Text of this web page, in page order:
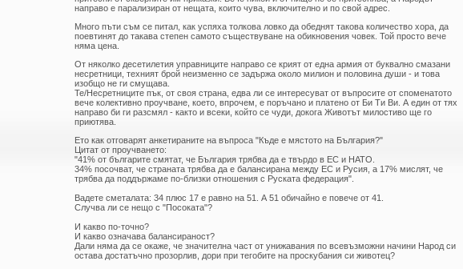
направо е парализиран от нещата, които чува, включително и по свой адрес.
Много пъти съм се питал, как успяха толкова ловко да обеднят такова количество хора, да
поевтинят до такава степен самото съществуване на обикновения човек. Той просто вече
няма цена.
От няколко десетилетия управниците направо се крият от една армия от буквално смазани
несретници, техният брой неизменно се задържа около милион и половина души - и това
изобщо не ги смущава.
Те/Несретниците пък, от своя страна, едва ли се интересуват от въпросите от споменатото
вече колективно проучване, което, впрочем, е поръчано и платено от Би Ти Ви. А един от тях
направо би ги разсмял - както и всеки, който се чуди, докога Животът милостиво ще го
приютява.
Ето как отговарят анкетираните на въпроса "Къде е мястото на България?"
Цитат от проучването:
"41% от българите смятат, че България трябва да е твърдо в ЕС и НАТО.
34% посочват, че страната трябва да е балансирана между ЕС и Русия, а 17% мислят, че
трябва да поддържаме по-близки отношения с Руската федерация".
Вадете сметалата: 34 плюс 17 е равно на 51. А 51 обичайно е повече от 41.
Случва ли се нещо с "Посоката"?
И какво по-точно?
И какво означава балансираност?
Дали няма да се окаже, че значителна част от унижавания по всевъзможни начини Народ си
остава достатъчно прозорлив, дори при тегобите на проскубания си животец?